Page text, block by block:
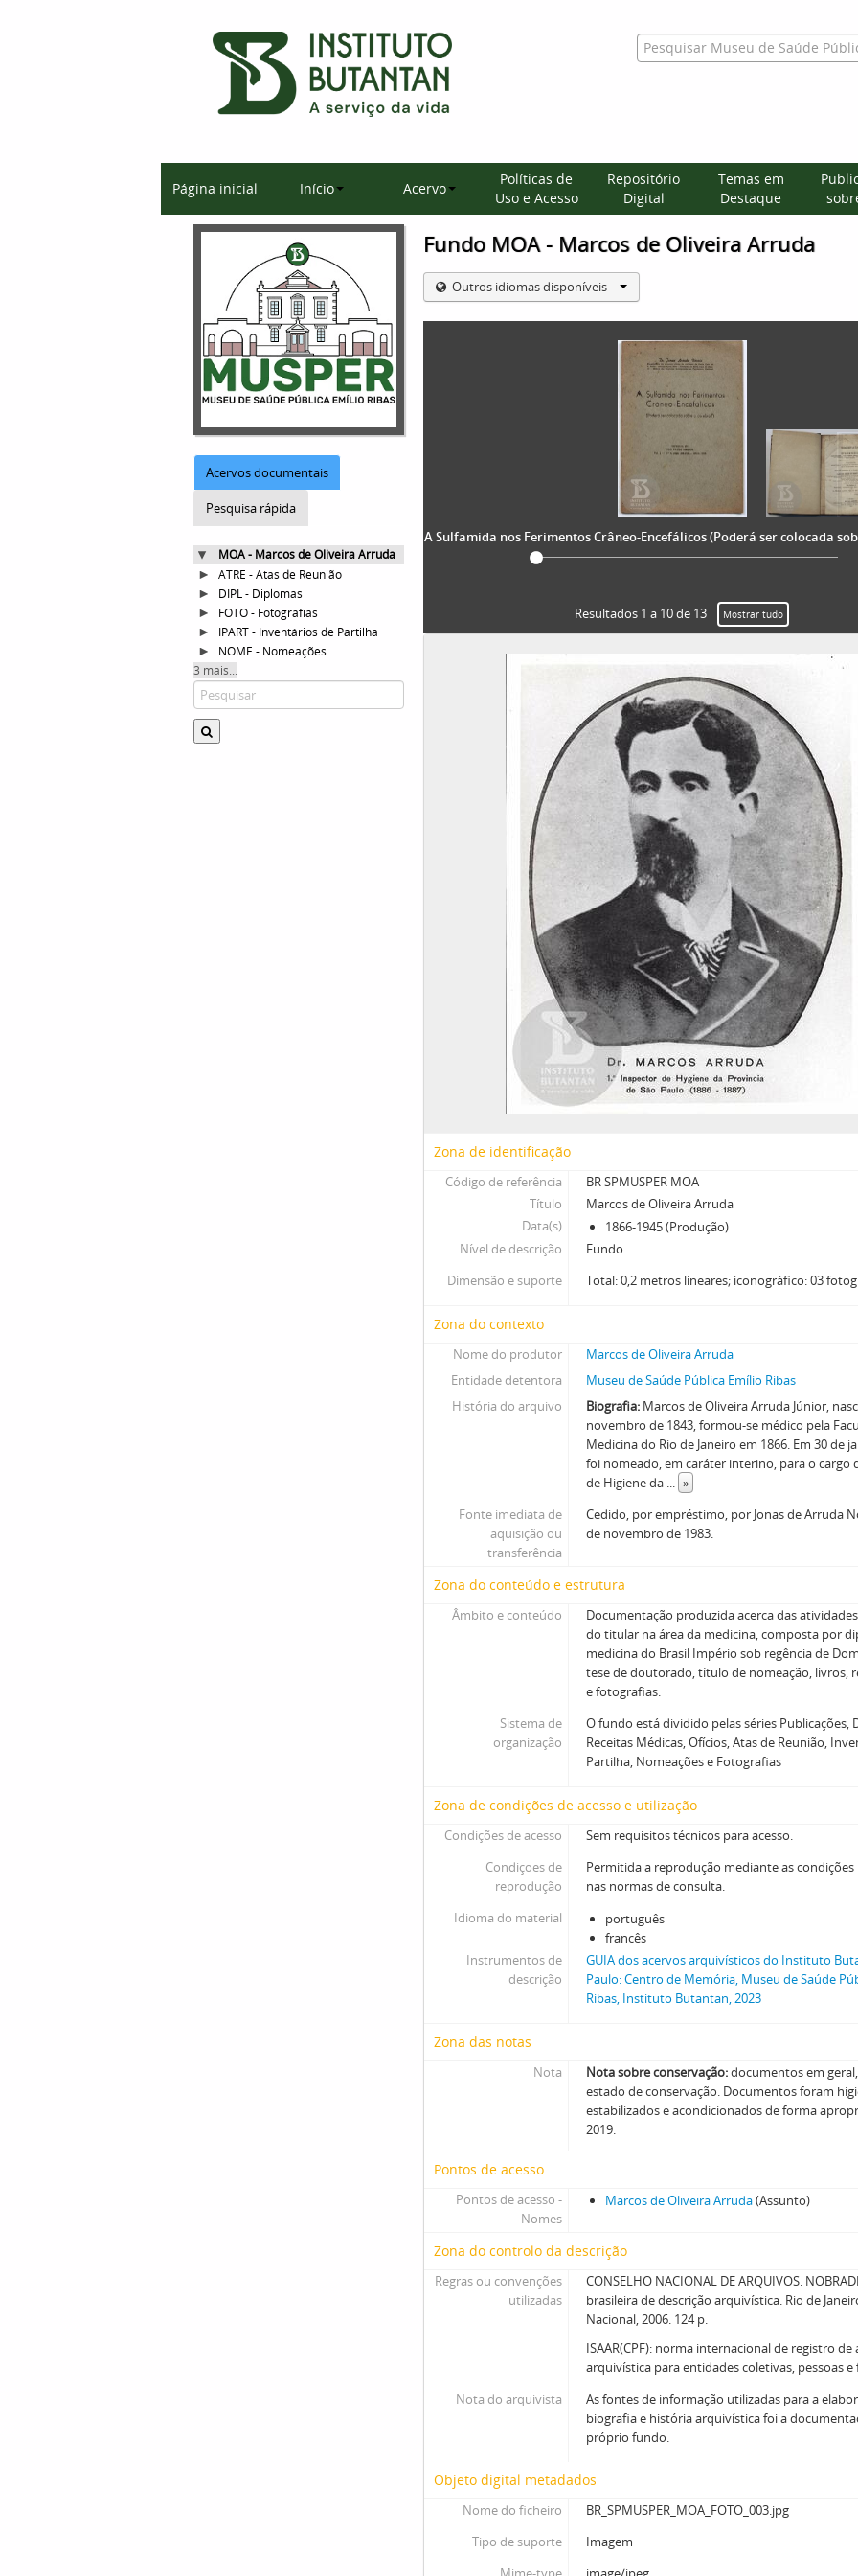
Página inicial Início Acervo
Políticas de
Uso e Acesso
Repositório
Digital
Temas em
Destaque
Acervos documentais
Pesquisa rápida
MOA - Marcos de Oliveira Arruda
ATRE - Atas de Reunião
DIPL - Diplomas
FOTO - Fotografias
IPART - Inventários de Partilha
NOME - Nomeações
3 mais...
Fundo MOA - Marcos de Oliveira Arruda
Outros idiomas disponíveis
A Sulfamida nos Ferimentos Crâneo-Encefálicos (Poderá ser colocada
Resultados 1 a 10 de 13 Mostrar tudo
Zona de identificação
Código de referência
BR SPMUSPER MOA
Título
Marcos de Oliveira Arruda
Data(s)
1866-1945 (Produção)
Nível de descrição
Fundo
Dimensão e suporte
Total: 0,2 metros lineares; iconográfico: 03
Zona do contexto
Nome do produtor
Marcos de Oliveira Arruda
Entidade detentora
Museu de Saúde Pública Emílio Ribas
História do arquivo
Biografia: Marcos de Oliveira Arruda Júnior,
novembro de 1843, formou-se médico pela
Medicina do Rio de Janeiro em 1866. Em 30 de
foi nomeado, em caráter interino, para o cargo
de Higiene da ... »
Fonte imediata de
aquisição ou
transferência
Cedido, por empréstimo, por Jonas de Arruda
de novembro de 1983.
Zona do conteúdo e estrutura
Âmbito e conteúdo
Documentação produzida acerca das
do titular na área da medicina, composta por
medicina do Brasil Império sob regência de
tese de doutorado, título de nomeação, livros,
e fotografias.
Sistema de
organização
O fundo está dividido pelas séries Publicações,
Receitas Médicas, Ofícios, Atas de Reunião,
Partilha, Nomeações e Fotografias
Zona de condições de acesso e utilização
Condições de acesso
Sem requisitos técnicos para acesso.
Condiçoes de
reprodução
Permitida a reprodução mediante as condições
nas normas de consulta.
Idioma do material
português
francês
Instrumentos de
descrição
GUIA dos acervos arquivísticos do Instituto
Paulo: Centro de Memória, Museu de Saúde
Ribas, Instituto Butantan, 2023
Zona das notas
Nota Nota sobre conservação:documentos em
estado de conservação. Documentos foram
estabilizados e acondicionados de forma
2019.
Pontos de acesso
Pontos de acesso -
Nomes
Marcos de Oliveira Arruda(Assunto)
Zona do controlo da descrição
Regras ou convenções
utilizadas
CONSELHO NACIONAL DE ARQUIVOS.
brasileira de descrição arquivística. Rio de
Nacional, 2006. 124 p.
ISAAR(CPF): norma internacional de registro
arquivística para entidades coletivas, pessoas e
Nota do arquivista
As fontes de informação utilizadas para a
biografia e história arquivística foi a
próprio fundo.
Objeto digital metadados
Nome do ficheiro
BR_SPMUSPER_MOA_FOTO_003.jpg
Tipo de suporte
Imagem